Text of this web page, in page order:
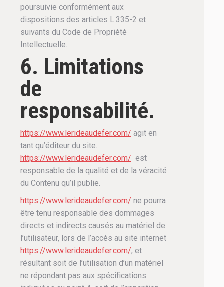
poursuivie conformément aux
dispositions des articles L.335-2 et
suivants du Code de Propriété
Intellectuelle.
6. Limitations
de
responsabilité.
https://www.lerideaudefer.com/ agit en
tant qu’éditeur du site.
https://www.lerideaudefer.com/ est
responsable de la qualité et de la véracité
du Contenu qu’il publie.
https://www.lerideaudefer.com/ ne pourra
être tenu responsable des dommages
directs et indirects causés au matériel de
l’utilisateur, lors de l’accès au site internet
https://www.lerideaudefer.com/, et
résultant soit de l’utilisation d’un matériel
ne répondant pas aux spécifications